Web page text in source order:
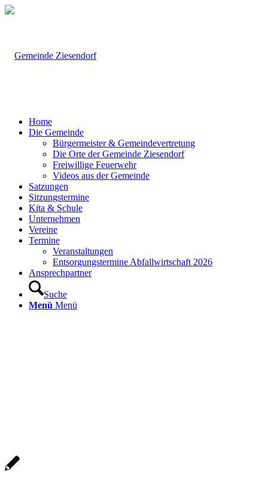
Home
Die Gemeinde
Bürgermeister & Gemeindevertretung
Die Orte der Gemeinde Ziesendorf
Freiwillige Feuerwehr
Videos aus der Gemeinde
Satzungen
Sitzungstermine
Kita & Schule
Unternehmen
Vereine
Termine
Veranstaltungen
Entsorgungstermine Abfallwirtschaft 2026
Ansprechpartner
Suche
Menü Menü